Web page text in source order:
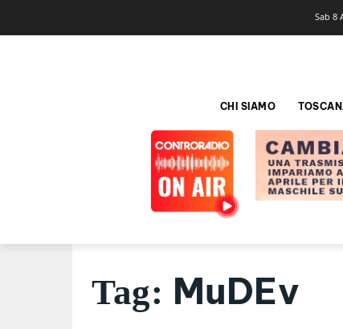
Sab 8
CHI SIAMO
Tag: MuDEv